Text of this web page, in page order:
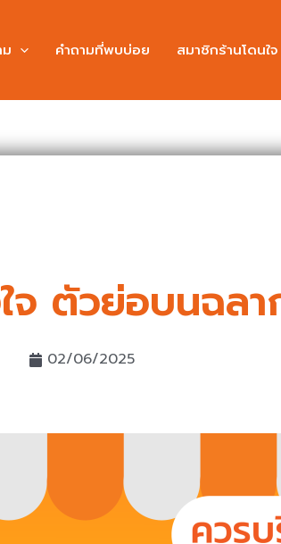
คำถามที่พบบ่อย สมาชิกร้านโดนใจ
จ ตัวย่อบนฉลา
02/06/2025